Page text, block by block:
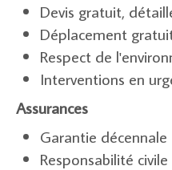
Devis gratuit,
Déplacement
Respect de
Interventions en
Assurances
Garantie décennale
Responsabilité civile